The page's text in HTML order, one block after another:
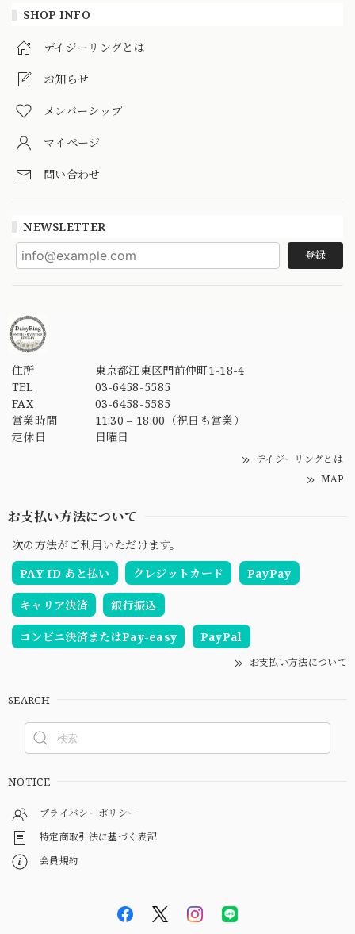
SHOP INFO
デイジーリングとは
お知らせ
メンバーシップ
マイページ
問い合わせ
NEWSLETTER
登録
住所
東京都江東区門前仲町1-18-4
TEL
03-6458-5585
FAX
03-6458-5585
営業時間
11:30 – 18:00（祝日も営業）
定休日
日曜日
デイジーリングとは
MAP
お支払い方法について
次の方法がご利用いただけます。
PAY ID あと払い
クレジットカード PayPay
キャリア決済 銀行振込
コンビニ決済またはPay-easy PayPal
お支払い方法について
SEARCH
NOTICE
プライバシーポリシー
特定商取引法に基づく表記
会員規約